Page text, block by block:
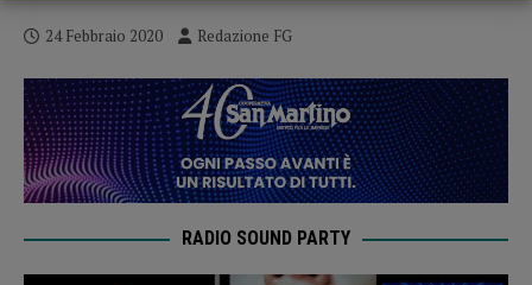
24 Febbraio 2020 Redazione FG
RADIO SOUND PARTY